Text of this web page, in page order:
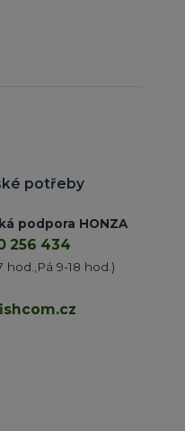
potřeby
podpora HONZA
256 434
hod.,Pá 9-18 hod.)